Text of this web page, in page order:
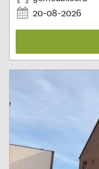
20-08-2026